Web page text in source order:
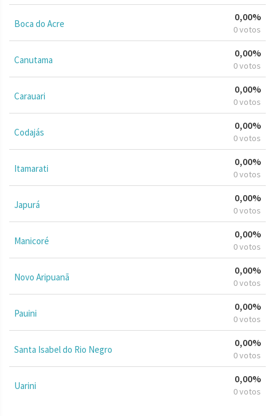
Boca do Acre
0,00%
0 votos
Canutama
0,00%
0 votos
Carauari
0,00%
0 votos
Codajás
0,00%
0 votos
Itamarati
0,00%
0 votos
Japurá
0,00%
0 votos
Manicoré
0,00%
0 votos
Novo Aripuanã
0,00%
0 votos
Pauini
0,00%
0 votos
Santa Isabel do Rio Negro
0,00%
0 votos
Uarini
0,00%
0 votos